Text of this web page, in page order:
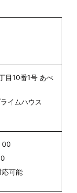
目10番1号 あべ
イムハウス
00
応可能